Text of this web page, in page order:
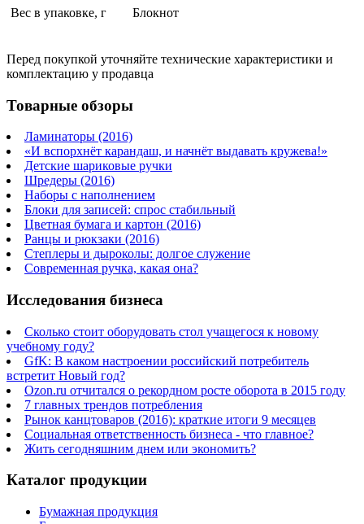
Вес в упаковке, г
Блокнот
Перед покупкой уточняйте технические характеристики и
комплектацию у продавца
Товарные обзоры
Ламинаторы (2016)
«И вспорхнёт карандаш, и начнёт выдавать кружева!»
Детские шариковые ручки
Шредеры (2016)
Наборы с наполнением
Блоки для записей: спрос стабильный
Цветная бумага и картон (2016)
Ранцы и рюкзаки (2016)
Степлеры и дыроколы: долгое служение
Современная ручка, какая она?
Исследования бизнеса
Сколько стоит оборудовать стол учащегося к новому
учебному году?
GfK: В каком настроении российский потребитель
встретит Новый год?
Ozon.ru отчитался о рекордном росте оборота в 2015 году
7 главных трендов потребления
Рынок канцтоваров (2016): краткие итоги 9 месяцев
Социальная ответственность бизнеса - что главное?
Жить сегодняшним днем или экономить?
Каталог продукции
Бумажная продукция